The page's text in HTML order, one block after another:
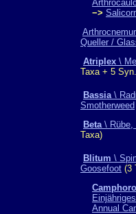
−>
Queller /
Atriplex \
Taxa + 5
Bassia\
Smotherweed
Beta\ Rübe,
Taxa)
Blitum \
Goosefoot (3
Annual